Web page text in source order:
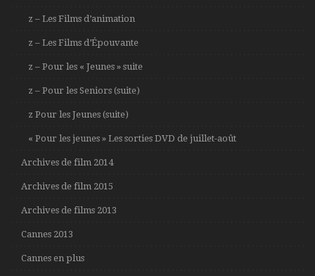
z – Les Films d’animation
z – Les Films d’Épouvante
z – Pour les « Jeunes » suite
z – Pour les Seniors (suite)
z Pour les Jeunes (suite)
« Pour les jeunes » Les sorties DVD de juillet-août
Archives de film 2014
Archives de film 2015
Archives de films 2013
Cannes 2013
Cannes en plus